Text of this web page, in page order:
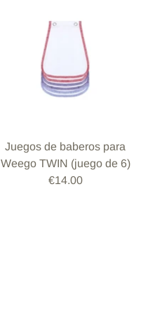
Juegos de baberos para
Weego TWIN (juego de 6)
€14.00